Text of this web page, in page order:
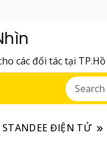
các đối tác tại
STANDEE ĐIỆN TỬ